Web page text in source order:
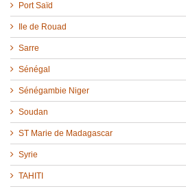
Port Saïd
Ile de Rouad
Sarre
Sénégal
Sénégambie Niger
Soudan
ST Marie de Madagascar
Syrie
TAHITI